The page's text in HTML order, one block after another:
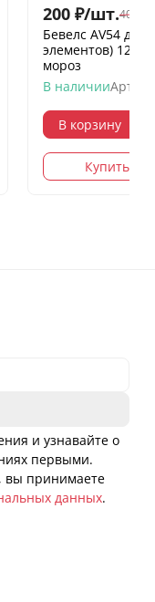
200 ₽/шт.400
Бевелс AV54
элементов) 126
мороз
В наличии
В корзину
Купить в
и узнавайте о
первыми.
вы принимаете
данных.